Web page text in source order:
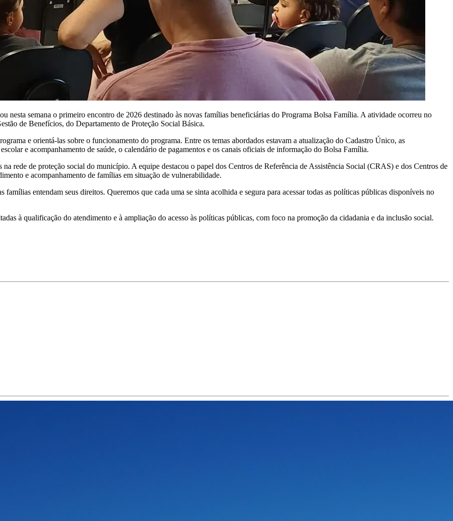
nesta semana o primeiro encontro de 2026 destinado às novas famílias beneficiárias do Programa Bolsa Família. A atividade ocorreu no
de Benefícios, do Departamento de Proteção Social Básica.
e orientá-las sobre o funcionamento do programa. Entre os temas abordados estavam a atualização do Cadastro Único, as
e acompanhamento de saúde, o calendário de pagamentos e os canais oficiais de informação do Bolsa Família.
rede de proteção social do município. A equipe destacou o papel dos Centros de Referência de Assistência Social (CRAS) e dos Centros de
e acompanhamento de famílias em situação de vulnerabilidade.
entendam seus direitos. Queremos que cada uma se sinta acolhida e segura para acessar todas as políticas públicas disponíveis no
à qualificação do atendimento e à ampliação do acesso às políticas públicas, com foco na promoção da cidadania e da inclusão social.